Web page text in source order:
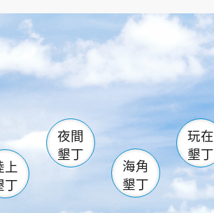
南仁湖
滿州 佳樂水
森林遊樂區
墾管處遊客中心
社頂公園 風吹沙
船帆石 龍磐公園
香蕉灣 龍坑
鵝鑾鼻
上
丁
夜間
墾丁
海角
墾丁
玩在
墾丁